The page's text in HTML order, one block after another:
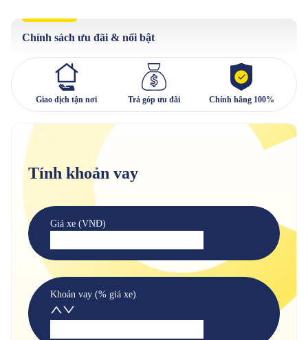
Chính sách ưu đãi & nổi bật
Giao dịch tận nơi Trả góp ưu đãi Chính hãng 100%
Tính khoản vay
Giá xe (VNĐ)
Khoản vay (% giá xe)